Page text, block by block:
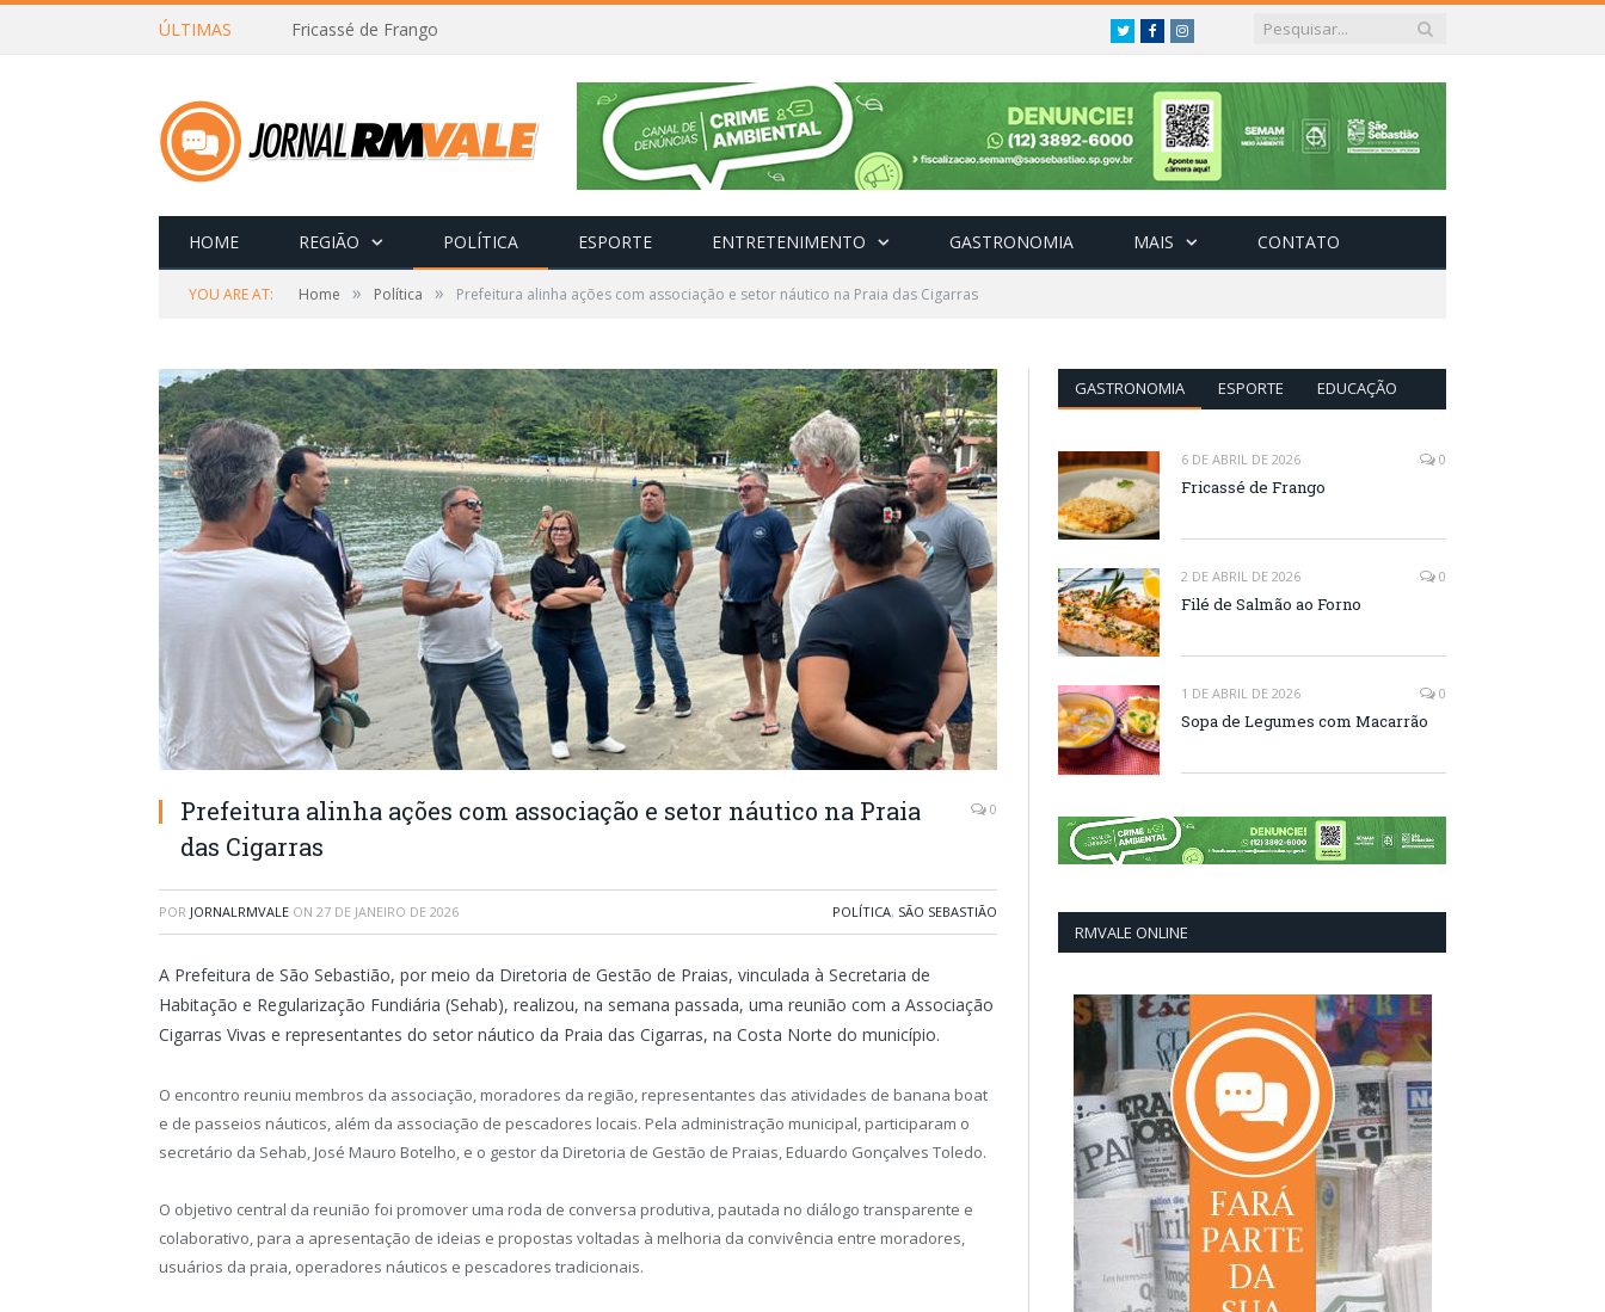
ÚLTIMAS Fricassé de Frango TwitterFacebookInstagram
HOME REGIÃO POLÍTICA ESPORTE ENTRETENIMENTO GASTRONOMIA MAIS CONTATO
YOU ARE AT: Home » Política » Prefeitura alinha ações com associação e setor náutico na Praia das Cigarras
Prefeitura alinha ações com associação e setor náutico na Praia
das Cigarras
0
POR JORNALRMVALE ON 27 DE JANEIRO DE 2026 POLÍTICA, SÃO SEBASTIÃO
A Prefeitura de São Sebastião, por meio da Diretoria de Gestão de Praias, vinculada à Secretaria de
Habitação e Regularização Fundiária (Sehab), realizou, na semana passada, uma reunião com a Associação
Cigarras Vivas e representantes do setor náutico da Praia das Cigarras, na Costa Norte do município.
O encontro reuniu membros da associação, moradores da região, representantes das atividades de banana boat
e de passeios náuticos, além da associação de pescadores locais. Pela administração municipal, participaram o
secretário da Sehab, José Mauro Botelho, e o gestor da Diretoria de Gestão de Praias, Eduardo Gonçalves Toledo.
O objetivo central da reunião foi promover uma roda de conversa produtiva, pautada no diálogo transparente e
colaborativo, para a apresentação de ideias e propostas voltadas à melhoria da convivência entre moradores,
usuários da praia, operadores náuticos e pescadores tradicionais.
GASTRONOMIA ESPORTE EDUCAÇÃO
6 DE ABRIL DE 2026 0
Fricassé de Frango
2 DE ABRIL DE 2026 0
Filé de Salmão ao Forno
1 DE ABRIL DE 2026 0
Sopa de Legumes com Macarrão
RMVALE ONLINE